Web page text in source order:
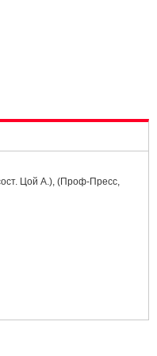
Цой А.), (Проф-Пресс,